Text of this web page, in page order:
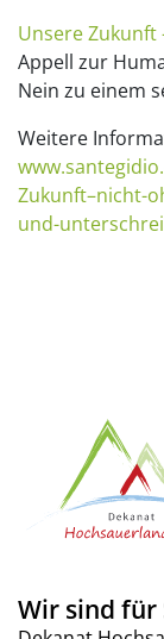
Unsere Zukunft
Appell zur
Nein zu einem
Weitere
Zukunft–nicht-
und-
Wir sind für